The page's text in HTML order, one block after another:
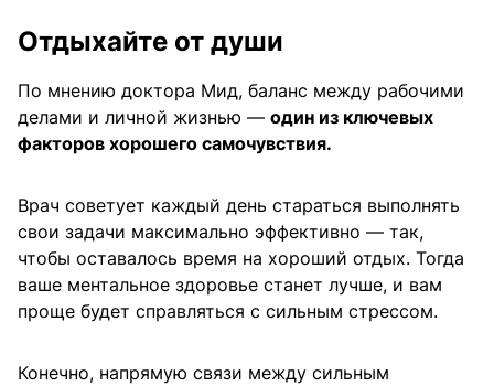
Отдыхайте от души
По мнению доктора Мид, баланс между рабочими
делами и личной жизнью — один из ключевых
факторов хорошего самочувствия.
Врач советует каждый день стараться выполнять
свои задачи максимально эффективно — так,
чтобы оставалось время на хороший отдых. Тогда
ваше ментальное здоровье станет лучше, и вам
проще будет справляться с сильным стрессом.
Конечно, напрямую связи между сильным